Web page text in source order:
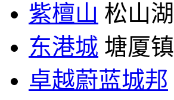
紫檀山 松山湖
东港城 塘厦镇
卓越蔚蓝城邦